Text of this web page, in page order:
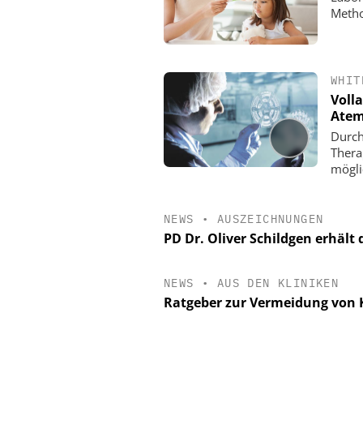
NEWS • AUSZEICHNUNGEN
PD Dr. Oliver Schildgen erhält
NEWS • AUS DEN KLINIKEN
Ratgeber zur Vermeidung